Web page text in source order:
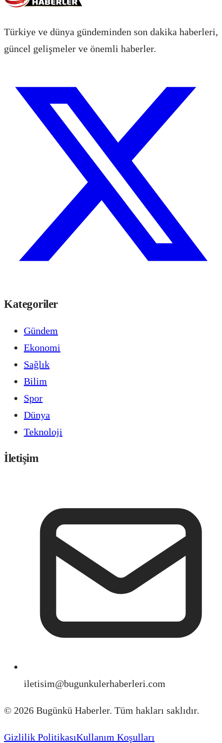
Türkiye ve dünya gündeminden son dakika haberleri,
güncel gelişmeler ve önemli haberler.
Kategoriler
Gündem
Ekonomi
Sağlık
Bilim
Spor
Dünya
Teknoloji
İletişim
iletisim@bugunkulerhaberleri.com
© 2026 Bugünkü Haberler. Tüm hakları saklıdır.
Gizlilik PolitikasıKullanım Koşulları